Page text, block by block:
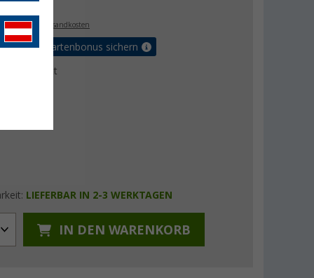
zzgl. Versandkosten
Vorteilskartenbonus sichern
LIEFERBAR IN 2-3 WERKTAGEN
IN DEN WARENKORB